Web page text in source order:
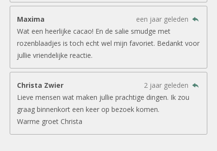
Maxima
een jaar geleden
Wat een heerlijke cacao! En de salie smudge met
rozenblaadjes is toch echt wel mijn favoriet. Bedankt voor
jullie vriendelijke reactie.
Christa Zwier
2 jaar geleden
Lieve mensen wat maken jullie prachtige dingen. Ik zou
graag binnenkort een keer op bezoek komen.
Warme groet Christa